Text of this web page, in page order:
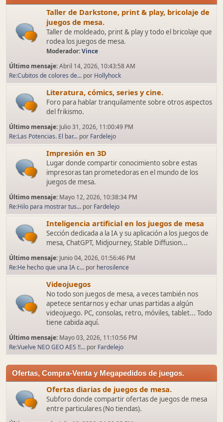
Taller de Darkstone, print & play, bricolaje de
juegos de mesa.
Taller de moldeado, print & play y todo el bricolaje que
rodea los juegos de mesa.
Moderador:Vince
Último mensaje:Abril 14, 2026, 10:43:58 AM
Re:Cubitos de colores de... por Hollyhock
Literatura, cómics, series y cine.
Foro para hablar tranquilamente sobre otros aspectos
del frikismo.
Último mensaje: Julio 31, 2026, 11:00:49 PM
Re:Las Potencias. El bar... por Fardelejo
Impresión en 3D
Lugar donde compartir conocimiento sobre estas
impresoras tan prometedoras en el mundo de los
juegos de mesa.
Último mensaje: Mayo 12, 2026, 10:38:34 PM
Re:Hilo para mostrar tus... por Fardelejo
Inteligencia artificial en los juegos de mesa
Sección dedicada a la IA y su aplicación a los juegos de
mesa, ChatGPT, Midjourney, Stable Diffusion...
Último mensaje: Junio 04, 2026, 01:56:46 PM
Re:He hecho que una IA c... por herosilence
Videojuegos
No todo son juegos de mesa, a veces también nos
apetece sentarnos y echar unas partidas a algún
videojuego. PC, consolas, retro, móviles, tablet... Todo
tiene cabida aquí.
Último mensaje: Mayo 03, 2026, 11:10:56 PM
Re:Vuelve NEO GEO AES !!... por Fardelejo
Ofertas, Compra-Venta y Megapedidos de juegos.
Ofertas diarias de juegos de mesa.
Subforo donde compartir ofertas de juegos de mesa
entre particulares (No tiendas).